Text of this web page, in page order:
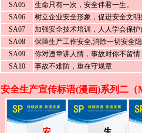
SA05
生命只有一次，安全伴君一生。
SA06
树立企业安全形象，促进安全文明
SA07
加强安全技术培训，人人学会保护
SA08
保障生产工作安全,消除一切安全
SA09
你对违章讲人情，事故对你不留情
SA10
事故不难防，重在守规章
安全生产宣传标语(漫画)系列二（